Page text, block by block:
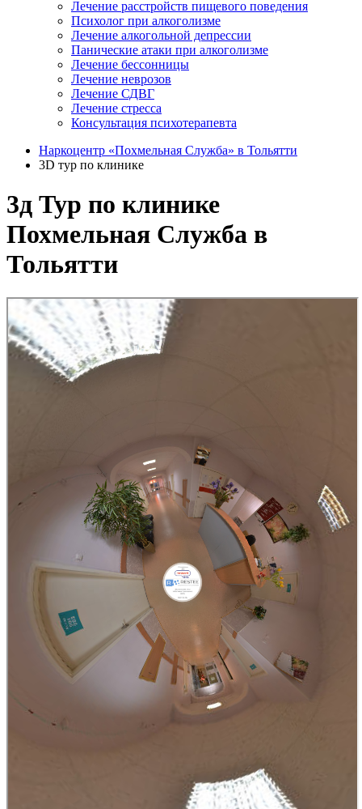
Лечение расстройств пищевого поведения
Психолог при алкоголизме
Лечение алкогольной депрессии
Панические атаки при алкоголизме
Лечение бессонницы
Лечение неврозов
Лечение СДВГ
Лечение стресса
Консультация психотерапевта
Наркоцентр «Похмельная Служба» в Тольятти
3D тур по клинике
3д Тур по клинике
Похмельная Служба в
Тольятти